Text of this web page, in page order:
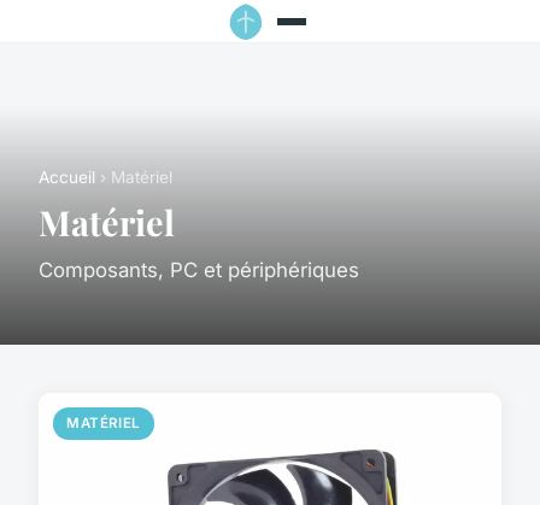
Accueil › Matériel
Matériel
Composants, PC et périphériques
MATÉRIEL